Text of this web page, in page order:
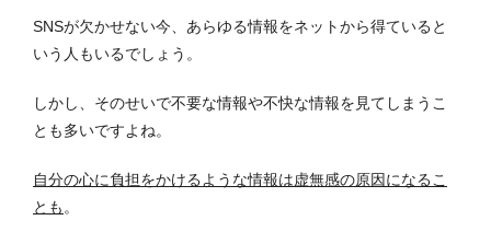
SNSが欠かせない今、あらゆる情報をネットから得ていると
いう人もいるでしょう。
しかし、そのせいで不要な情報や不快な情報を見てしまうこ
とも多いですよね。
自分の心に負担をかけるような情報は虚無感の原因になるこ
とも 。